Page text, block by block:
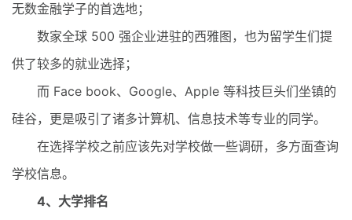
无数金融学子的首选地；
数家全球 500 强企业进驻的西雅图，也为留学生们提
供了较多的就业选择；
而 Face book、Google、Apple 等科技巨头们坐镇的
硅谷，更是吸引了诸多计算机、信息技术等专业的同学。
在选择学校之前应该先对学校做一些调研，多方面查询
学校信息。
4、大学排名